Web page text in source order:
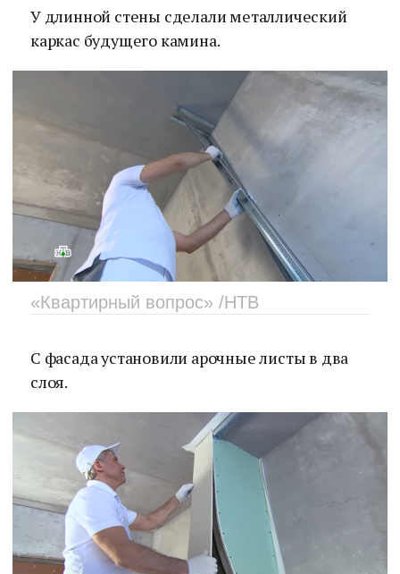
У длинной стены сделали металлический
каркас будущего камина.
«Квартирный вопрос» /НТВ
С фасада установили арочные листы в два
слоя.